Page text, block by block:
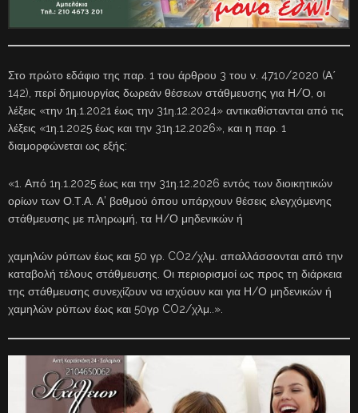
Στο πρώτο εδάφιο της παρ. 1 του άρθρου 3 του ν. 4710/2020 (Α΄
142), περί δημιουργίας δωρεάν θέσεων στάθμευσης για Η/Ο, οι
λέξεις «την 1η.1.2021 έως την 31η.12.2024» αντικαθίστανται από τις
λέξεις «1η.1.2025 έως και την 31η.12.2026», και η παρ. 1
διαμορφώνεται ως εξής:
«1. Από 1η.1.2025 έως και την 31η.12.2026 εντός των διοικητικών
ορίων των Ο.Τ.Α. Α’ βαθμού όπου υπάρχουν θέσεις ελεγχόμενης
στάθμευσης με πληρωμή, τα Η/Ο μηδενικών ή
χαμηλών ρύπων έως και 50 γρ. CO2/χλμ. απαλλάσσονται από την
καταβολή τέλους στάθμευσης. Οι περιορισμοί ως προς τη διάρκεια
της στάθμευσης συνεχίζουν να ισχύουν και για Η/Ο μηδενικών ή
χαμηλών ρύπων έως και 50γρ CO2/χλμ..».